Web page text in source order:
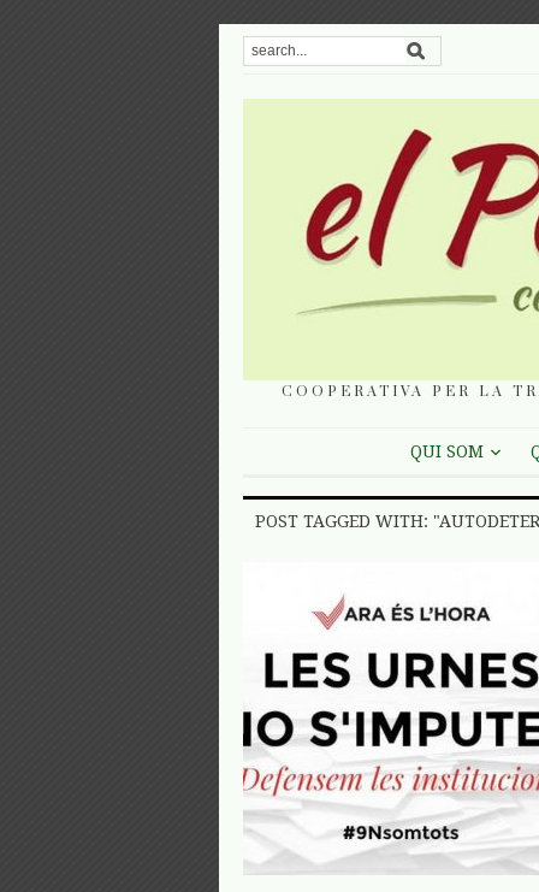
COOPERATIVA PER LA
QUI SOM
POST TAGGED WITH: